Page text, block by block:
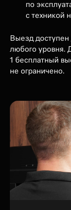
по
с техникой
Выезд
любого уровня.
1 бесплатный
не ограничено.